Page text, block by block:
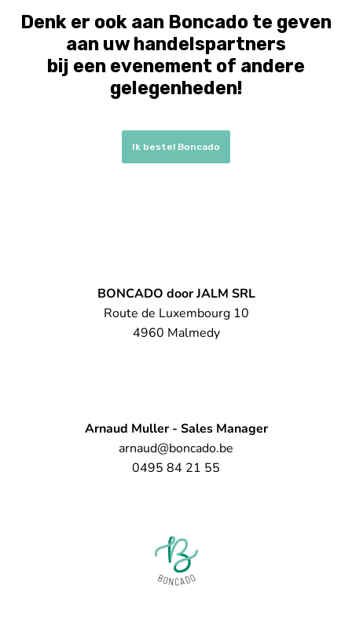
Denk er ook aan Boncado te geven
aan uw handelspartners
bij een evenement of andere
gelegenheden!
Ik bestel Boncado
BONCADO door JALM SRL
Route de Luxembourg 10
4960 Malmedy
Arnaud Muller - Sales Manager
arnaud@boncado.be
0495 84 21 55